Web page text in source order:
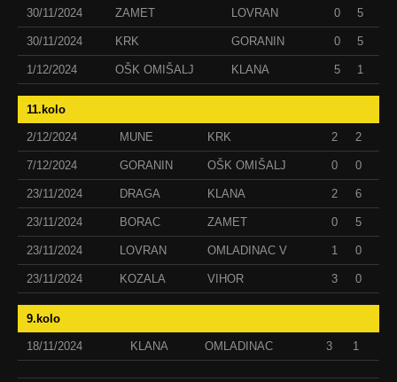
30/11/2024 ZAMET LOVRAN 0 5
30/11/2024 KRK GORANIN 0 5
1/12/2024 OŠK OMIŠALJ KLANA 5 1
11.kolo
2/12/2024 MUNE KRK 2 2
7/12/2024 GORANIN OŠK OMIŠALJ 0 0
23/11/2024 DRAGA KLANA 2 6
23/11/2024 BORAC ZAMET 0 5
23/11/2024 LOVRAN OMLADINAC V 1 0
23/11/2024 KOZALA VIHOR 3 0
9.kolo
18/11/2024 KLANA OMLADINAC 3 1